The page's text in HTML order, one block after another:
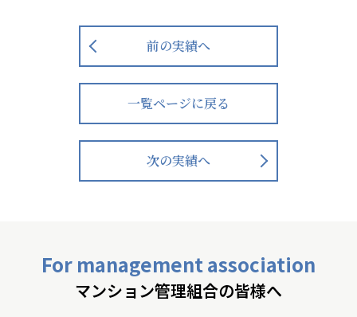
前の実績へ
一覧ページに戻る
次の実績へ
For management association
マンション管理組合の皆様へ